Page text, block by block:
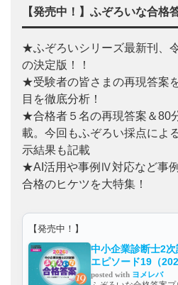
【発売中！】ふぞろいな合格
★ふぞろいシリーズ最新刊、
の決定版！！
★受験者の皆さまの再現答案
目を徹底分析！
★合格者５名の再現答案＆80
載。今回もふぞろい採点によ
示結果も記載
★AI活用や事例Ⅳ対応など事例
合格のヒケツを大特集！
【発売中！】
中小企業診断士2
エピソード19（
posted with ヨメレバ